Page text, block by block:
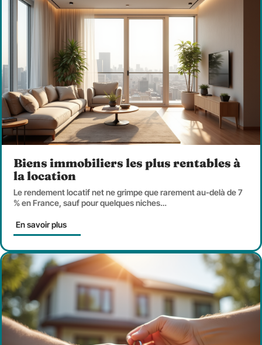
Biens immobiliers les plus rentables à
la location
Le rendement locatif net ne grimpe que rarement au-delà de 7
% en France, sauf pour quelques niches…
En savoir plus